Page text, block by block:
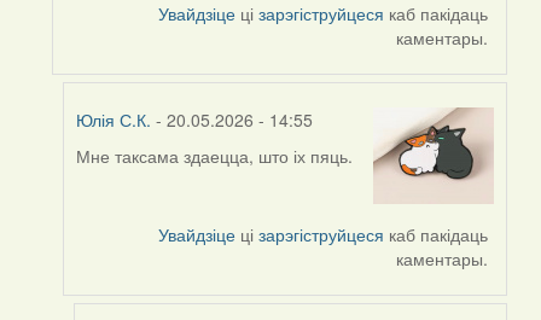
nataly.d
Увайдзіце цізарэгіструйцеся каб пакідаць
каментары.
Юлія С.К. - 20.05.2026 - 14:55
In
Мне таксама здаецца, што іх пяць.
Увайдзіце цізарэгіструйцеся каб пакідаць
каментары.